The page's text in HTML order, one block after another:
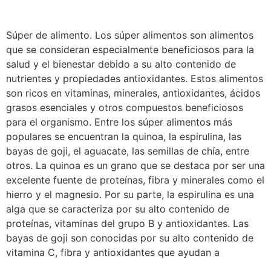
Súper de alimento. Los súper alimentos son alimentos
que se consideran especialmente beneficiosos para la
salud y el bienestar debido a su alto contenido de
nutrientes y propiedades antioxidantes. Estos alimentos
son ricos en vitaminas, minerales, antioxidantes, ácidos
grasos esenciales y otros compuestos beneficiosos
para el organismo. Entre los súper alimentos más
populares se encuentran la quinoa, la espirulina, las
bayas de goji, el aguacate, las semillas de chía, entre
otros. La quinoa es un grano que se destaca por ser una
excelente fuente de proteínas, fibra y minerales como el
hierro y el magnesio. Por su parte, la espirulina es una
alga que se caracteriza por su alto contenido de
proteínas, vitaminas del grupo B y antioxidantes. Las
bayas de goji son conocidas por su alto contenido de
vitamina C, fibra y antioxidantes que ayudan a